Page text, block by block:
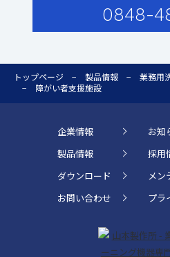
0848-
トップページ 製品情報 業務用
障がい者支援施設
企業情報
製品情報
ダウンロード
お問い合わせ
お知
採用
メン
プラ